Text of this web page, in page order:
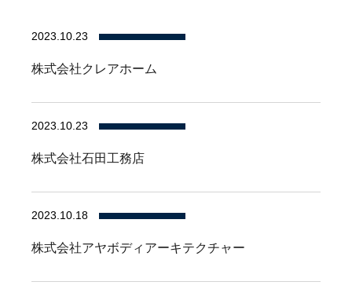
2023.10.23
株式会社クレアホーム
2023.10.23
株式会社石田工務店
2023.10.18
株式会社アヤボディアーキテクチャー